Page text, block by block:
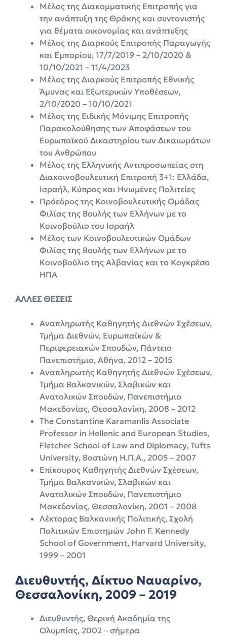
Μέλος της Διακομματικής Επιτροπής για
την ανάπτυξη της Θράκης και συντονιστής
για θέματα οικονομίας και ανάπτυξης
Μέλος της Διαρκούς Επιτροπής Παραγωγής
και Εμπορίου, 17/7/2019 – 2/10/2020 &
10/10/2021 – 11/4/2023
Μέλος της Διαρκούς Επιτροπής Εθνικής
Άμυνας και Εξωτερικών Υποθέσεων,
2/10/2020 – 10/10/2021
Μέλος της Ειδικής Μόνιμης Επιτροπής
Παρακολούθησης των Αποφάσεων του
Ευρωπαϊκού Δικαστηρίου των Δικαιωμάτων
του Ανθρώπου
Μέλος της Ελληνικής Αντιπροσωπείας στη
Διακοινοβουλευτική Επιτροπή 3+1: Ελλάδα,
Ισραήλ, Κύπρος και Ηνωμένες Πολιτείες
Πρόεδρος της Κοινοβουλευτικής Ομάδας
Φιλίας της Βουλής των Ελλήνων με το
Κοινοβούλιο του Ισραήλ
Μέλος των Κοινοβουλευτικών Ομάδων
Φιλίας της Βουλής των Ελλήνων με το
Κοινοβούλιο της Αλβανίας και το Κογκρέσο
ΗΠΑ
ΑΛΛΕΣ ΘΕΣΕΙΣ
Αναπληρωτής Καθηγητής Διεθνών Σχέσεων,
Τμήμα Διεθνών, Ευρωπαϊκών &
Περιφερειακών Σπουδών, Πάντειο
Πανεπιστήμιο, Αθήνα, 2012 – 2015
Αναπληρωτής Καθηγητής Διεθνών Σχέσεων,
Τμήμα Βαλκανικών, Σλαβικών και
Ανατολικών Σπουδών, Πανεπιστήμιο
Μακεδονίας, Θεσσαλονίκη, 2008 – 2012
The Constantine Karamanlis Associate
Professor in Hellenic and European Studies,
Fletcher School of Law and Diplomacy, Tufts
University, Βοστώνη Η.Π.Α., 2005 – 2007
Επίκουρος Καθηγητής Διεθνών Σχέσεων,
Τμήμα Βαλκανικών, Σλαβικών και
Ανατολικών Σπουδών, Πανεπιστήμιο
Μακεδονίας, Θεσσαλονίκη, 2001 – 2008
Λέκτορας Βαλκανικής Πολιτικής, Σχολή
Πολιτικών Επιστημών John F. Kennedy
School of Government, Harvard University,
1999 – 2001
Διευθυντής, Δίκτυο Ναυαρίνο,
Θεσσαλονίκη, 2009 – 2019
Διευθυντής, Θερινή Ακαδημία της
Ολυμπίας, 2002 – σήμερα